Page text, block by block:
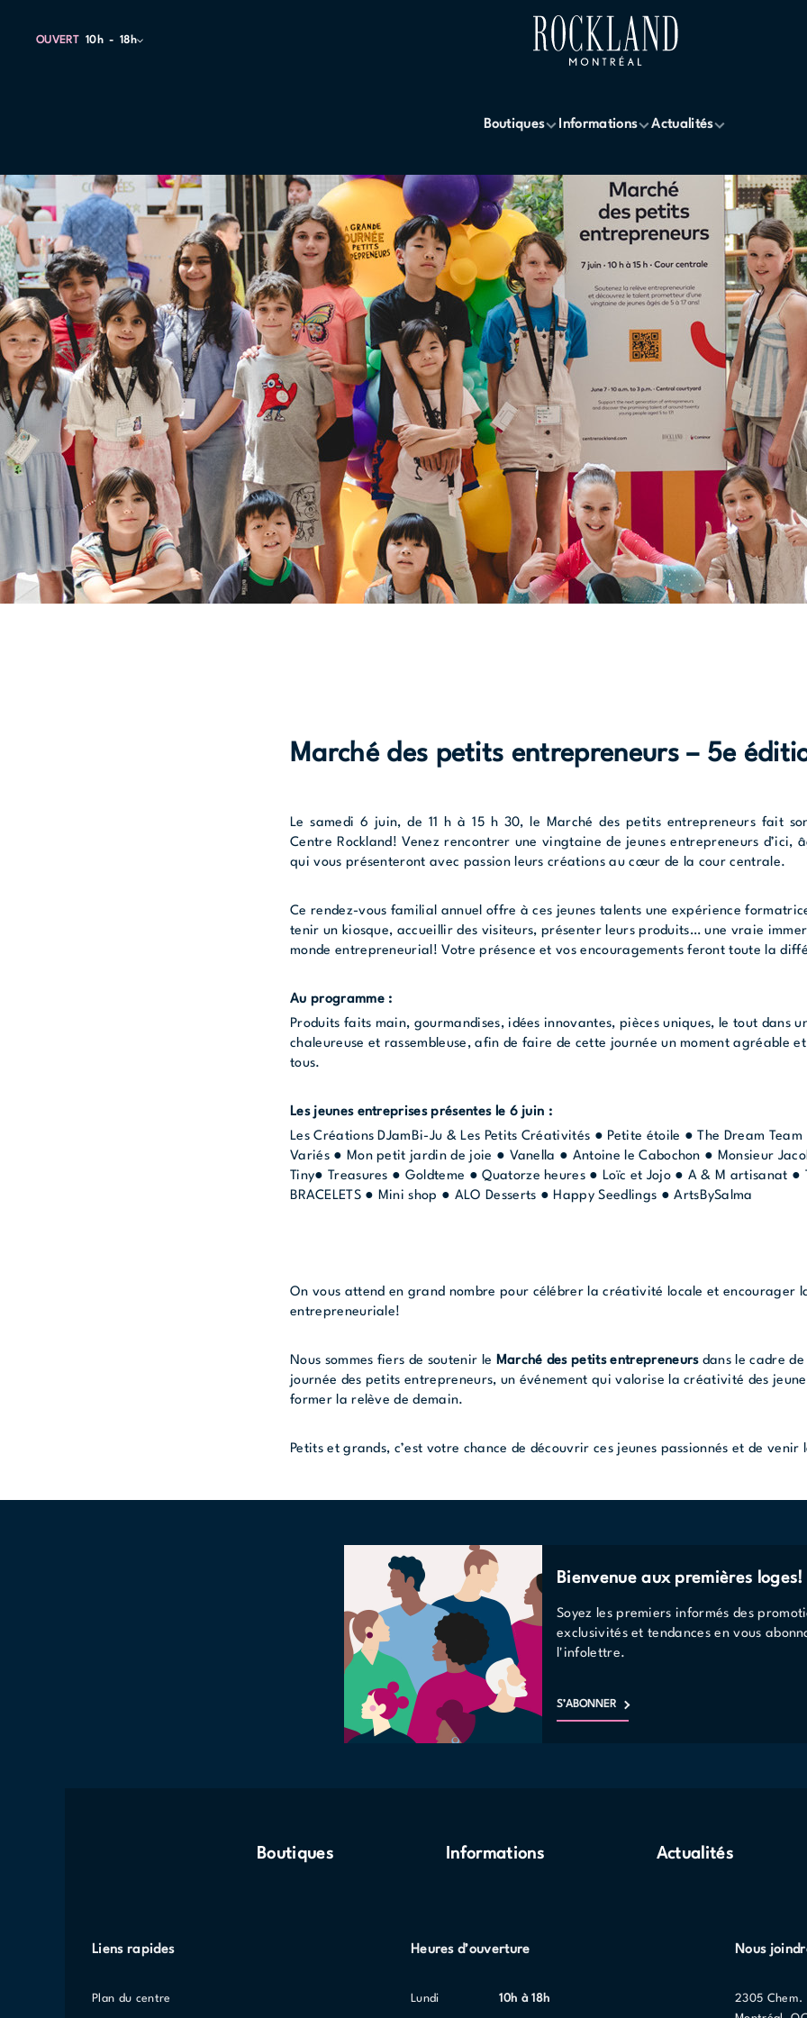
OUVERT 10h 18h
Boutiques Informations Actualités
Marché des petits entrepreneurs – 5e
Le samedi 6 juin, de 11 h à 15 h 30, le Marché des petits entrepreneurs fait
Centre Rockland! Venez rencontrer une vingtaine de jeunes entrepreneurs d’ici,
qui vous présenteront avec passion leurs créations au cœur de la cour centrale.
Ce rendez-vous familial annuel offre à ces jeunes talents une expérience
tenir un kiosque, accueillir des visiteurs, présenter leurs produits… une vraie
monde entrepreneurial! Votre présence et vos encouragements feront toute la
Au programme :
Produits faits main, gourmandises, idées innovantes, pièces uniques, le tout dans
chaleureuse et rassembleuse, afin de faire de cette journée un moment agréable
tous.
Les jeunes entreprises présentes le 6 juin :
Les Créations DJamBi-Ju & Les Petits Créativités ● Petite étoile ● The Dream
Variés ● Mon petit jardin de joie ● Vanella ● Antoine le Cabochon ● Monsieur
Tiny● Treasures ● Goldteme ● Quatorze heures ● Loïc et Jojo ● A & M artisanat ●
BRACELETS ● Mini shop ● ALO Desserts ● Happy Seedlings ● ArtsBySalma
On vous attend en grand nombre pour célébrer la créativité locale et encourager
entrepreneuriale!
Nous sommes fiers de soutenir le Marché des petits entrepreneursdans le cadre
journée des petits entrepreneurs, un événement qui valorise la créativité des
former la relève de demain.
Petits et grands, c’est votre chance de découvrir ces jeunes passionnés et de
Bienvenue aux premières loges!
Soyez les premiers informés des
exclusivités et tendances en vous
l'infolettre.
S’ABONNER
Boutiques Informations Actualités
Liens rapides
Plan du centre
Heures d’ouverture
lundi 10h à 18h
Nous
2305 Chem.